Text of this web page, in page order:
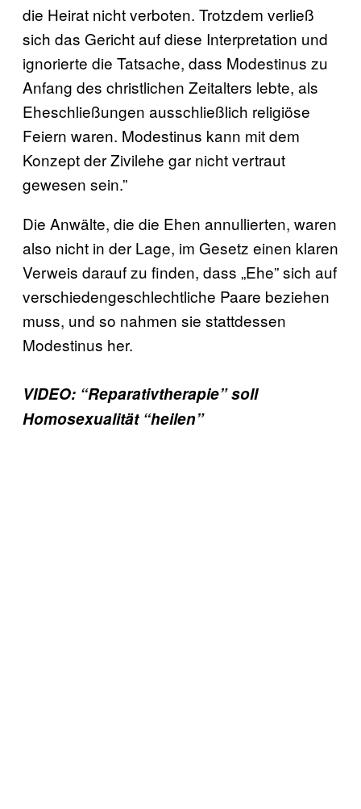
die Heirat nicht verboten. Trotzdem verließ
sich das Gericht auf diese Interpretation und
ignorierte die Tatsache, dass Modestinus zu
Anfang des christlichen Zeitalters lebte, als
Eheschließungen ausschließlich religiöse
Feiern waren. Modestinus kann mit dem
Konzept der Zivilehe gar nicht vertraut
gewesen sein.”
Die Anwälte, die die Ehen annullierten, waren
also nicht in der Lage, im Gesetz einen klaren
Verweis darauf zu finden, dass „Ehe” sich auf
verschiedengeschlechtliche Paare beziehen
muss, und so nahmen sie stattdessen
Modestinus her.
VIDEO: “Reparativtherapie” soll
Homosexualität “heilen”